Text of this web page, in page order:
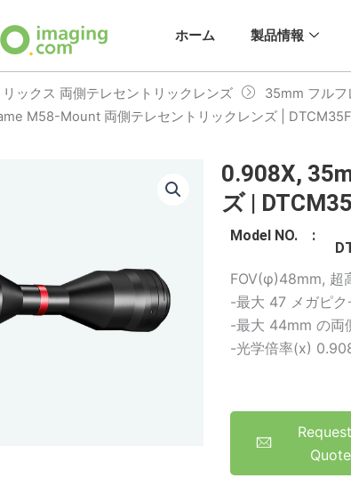
ホーム 製品情報
リックス 両側テレセントリックレンズ 35mm フル
M58-Mount 両側テレセントリックレンズ |
0.908X,
ズ |
Model NO. :
FOV(φ)48mm, 超
-最大 47 メガピ
-最大 44mm の両
-光学倍率(x)
Quote